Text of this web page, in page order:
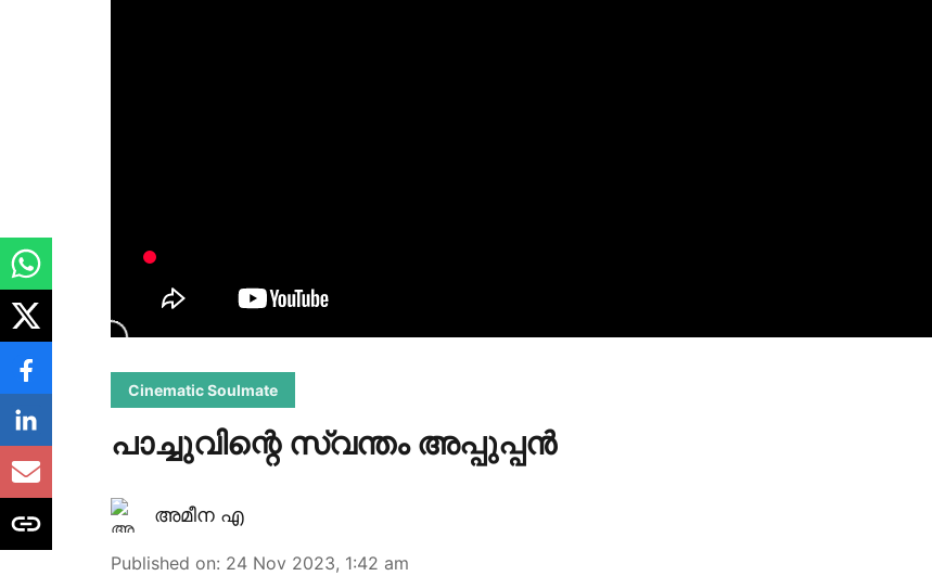
Cinematic Soulmate
പാച്ചുവിന്റെ സ്വന്തം അപ്പുപ്പൻ
അമീന എ
Published on: 24 Nov 2023, 1:42 am